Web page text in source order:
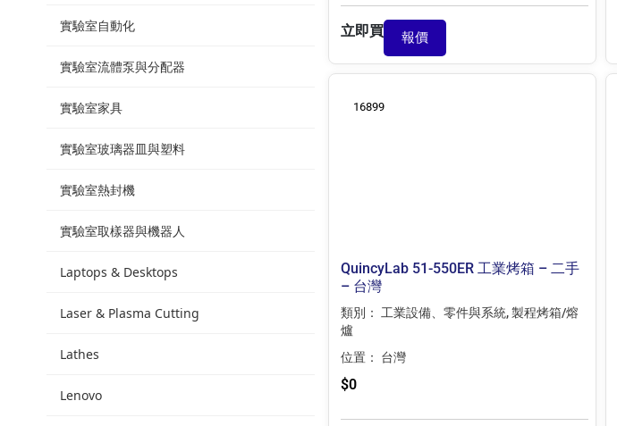
實驗室自動化
實驗室流體泵與分配器
實驗室家具
實驗室玻璃器皿與塑料
實驗室熱封機
實驗室取樣器與機器人
Laptops & Desktops
Laser & Plasma Cutting
Lathes
Lenovo
立即買 報價
16899
QuincyLab 51-550ER 工業烤箱 – 二手
– 台灣
類別： 工業設備、零件與系統,製程烤箱/熔
爐
位置： 台灣
$0